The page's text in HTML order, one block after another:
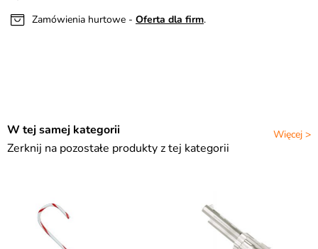
Zamówienia hurtowe - Oferta dla firm.
Więcej >
W tej samej kategorii
Zerknij na pozostałe produkty z tej kategorii